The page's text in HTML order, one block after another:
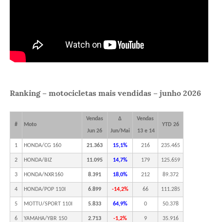
Ranking – motocicletas mais vendidas – junho 2026
# Moto
Vendas
Jun 26
Δ
Jun/Mai
Vendas
13 e 14
YTD 26
1 HONDA/CG 160 21.363 15,1% 216 235.465
2 HONDA/BIZ 11.095 14,7% 179 125.659
3 HONDA/NXR160 8.391 18,0% 212 89.372
4 HONDA/POP 110I 6.899 -14,2% 66 111.285
5 MOTTU/SPORT 110I 5.833 64,9% 0 50.378
6 YAMAHA/YBR 150 2.713 -1,2% 9 35.916